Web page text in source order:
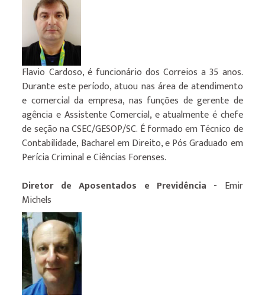
Flavio Cardoso, é funcionário dos Correios a 35 anos.
Durante este período, atuou nas área de atendimento
e comercial da empresa, nas funções de gerente de
agência e Assistente Comercial, e atualmente é chefe
de seção na CSEC/GESOP/SC. É formado em Técnico de
Contabilidade, Bacharel em Direito, e Pós Graduado em
Perícia Criminal e Ciências Forenses.
Diretor de Aposentados e Previdência - Emir
Michels